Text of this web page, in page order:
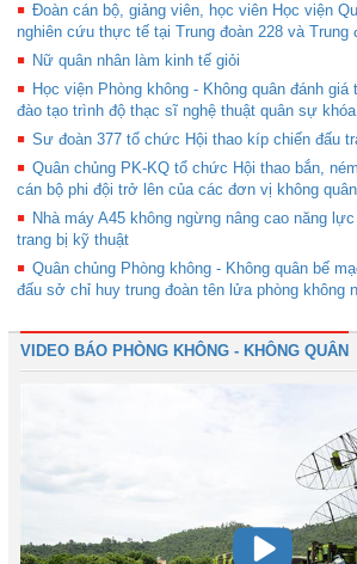
Đoàn cán bộ, giảng viên, học viên Học viện
nghiên cứu thực tế tại Trung đoàn 228 và Trung
Nữ quân nhân làm kinh tế giỏi
Học viện Phòng không - Không quân đánh
đào tạo trình độ thạc sĩ nghệ thuật quân sự
Sư đoàn 377 tổ chức Hội thao kíp chiến đấu
Quân chủng PK-KQ tổ chức Hội thao bắn,
cán bộ phi đội trở lên của các đơn vị không
Nhà máy A45 không ngừng nâng cao năng
trang bị kỹ thuật
Quân chủng Phòng không - Không quân bế
đấu sở chỉ huy trung đoàn tên lửa phòng không
VIDEO BÁO PHÒNG KHÔNG - KHÔNG QUÂN